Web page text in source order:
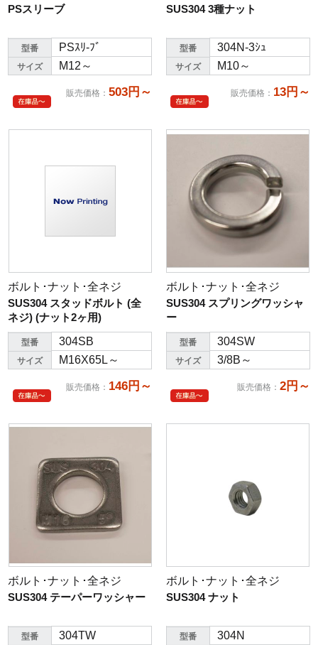
PSスリーブ
型番 PSｽﾘ-ﾌﾞ
サイズ M12～
販売価格 ： 503円～
SUS304 3種ナット
型番 304N-3ｼｭ
サイズ M10～
販売価格 ： 13円～
ボルト･ナット･全ネジ
SUS304 スタッドボルト (全
ネジ) (ナット2ヶ用)
型番 304SB
サイズ M16X65L～
販売価格 ： 146円～
ボルト･ナット･全ネジ
SUS304 スプリングワッシャ
ー
型番 304SW
サイズ 3/8B～
販売価格 ： 2円～
ボルト･ナット･全ネジ
SUS304 テーパーワッシャー
型番 304TW
ボルト･ナット･全ネジ
SUS304 ナット
型番 304N